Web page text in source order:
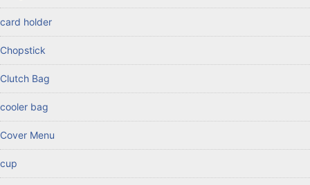
card holder
Chopstick
Clutch Bag
cooler bag
Cover Menu
cup